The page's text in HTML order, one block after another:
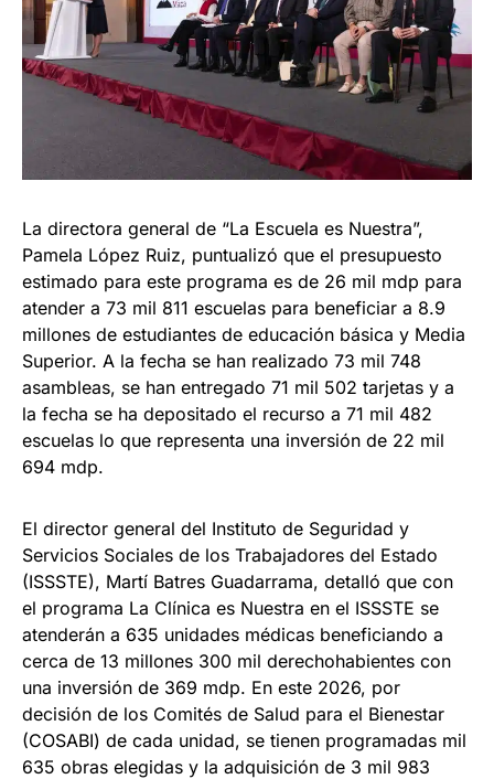
La directora general de “La Escuela es Nuestra”,
Pamela López Ruiz, puntualizó que el presupuesto
estimado para este programa es de 26 mil mdp para
atender a 73 mil 811 escuelas para beneficiar a 8.9
millones de estudiantes de educación básica y Media
Superior. A la fecha se han realizado 73 mil 748
asambleas, se han entregado 71 mil 502 tarjetas y a
la fecha se ha depositado el recurso a 71 mil 482
escuelas lo que representa una inversión de 22 mil
694 mdp.
El director general del Instituto de Seguridad y
Servicios Sociales de los Trabajadores del Estado
(ISSSTE), Martí Batres Guadarrama, detalló que con
el programa La Clínica es Nuestra en el ISSSTE se
atenderán a 635 unidades médicas beneficiando a
cerca de 13 millones 300 mil derechohabientes con
una inversión de 369 mdp. En este 2026, por
decisión de los Comités de Salud para el Bienestar
(COSABI) de cada unidad, se tienen programadas mil
635 obras elegidas y la adquisición de 3 mil 983